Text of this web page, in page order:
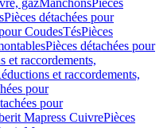
gazManchonsPièces
Pièces détachées pour
CoudesTésPièces
Pièces détachées pour
et raccordements,
et raccordements,
pour
pour
Mapress CuivrePièces